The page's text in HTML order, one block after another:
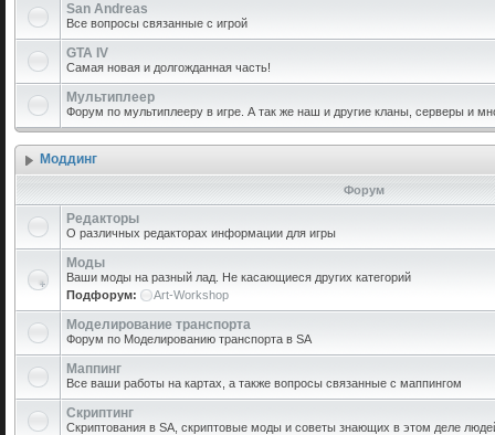
San Andreas
Все вопросы связанные с игрой
GTA IV
Самая новая и долгожданная часть!
Мультиплеер
Форум по мультиплееру в игре. А так же наш и другие кланы, серверы и
Моддинг
Форум
Редакторы
О различных редакторах информации для игры
Моды
Ваши моды на разный лад. Не касающиеся других категорий
Подфорум:
Art-Workshop
Моделирование транспорта
Форум по Моделированию транспорта в SA
Маппинг
Все ваши работы на картах, а также вопросы связанные с маппингом
Скриптинг
Скриптования в SA, скриптовые моды и советы знающих в этом деле